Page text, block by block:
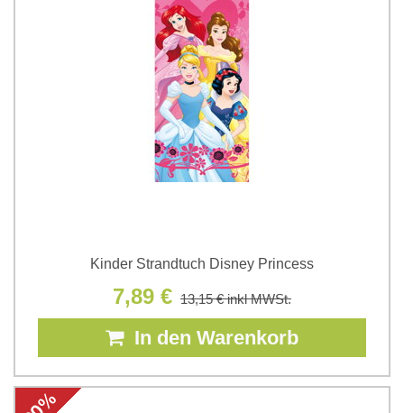
Kinder Strandtuch Disney Princess
7,89 € 13,15 €inkl MWSt.
In den Warenkorb